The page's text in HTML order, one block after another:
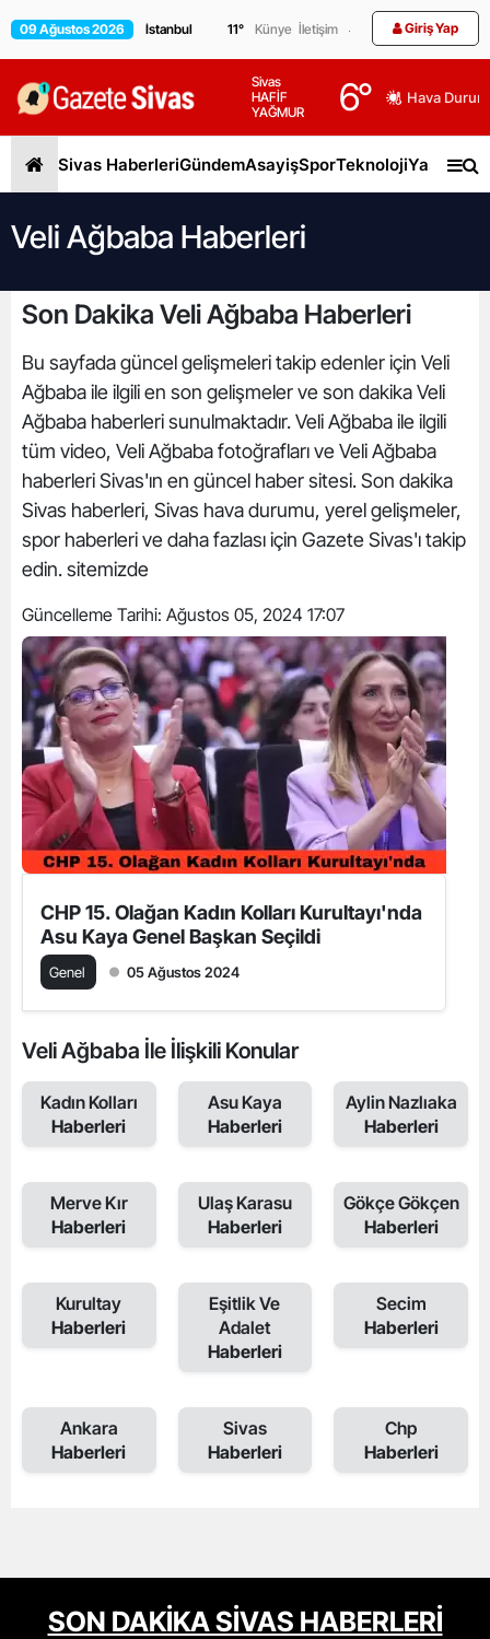
09 Ağustos 2026 11° Künye İletişim Giriş Yap
Sivas
HAFİF
YAĞMUR
6° Hava
Sivas HaberleriGündemAsayişSporTeknolojiYaşam
Veli Ağbaba Haberleri
Son Dakika Veli Ağbaba Haberleri
Bu sayfada güncel gelişmeleri takip edenler için Veli
Ağbaba ile ilgili en son gelişmeler ve son dakika Veli
Ağbaba haberleri sunulmaktadır. Veli Ağbaba ile ilgili
tüm video, Veli Ağbaba fotoğrafları ve Veli Ağbaba
haberleri Sivas'ın en güncel haber sitesi. Son dakika
Sivas haberleri, Sivas hava durumu, yerel gelişmeler,
spor haberleri ve daha fazlası için Gazete Sivas'ı takip
edin. sitemizde
Güncelleme Tarihi: Ağustos 05, 2024 17:07
CHP 15. Olağan Kadın Kolları Kurultayı'nda
Asu Kaya Genel Başkan Seçildi
Genel 05 Ağustos 2024
Veli Ağbaba İle İlişkili Konular
Kadın Kolları
Haberleri
Asu Kaya
Haberleri
Aylin Nazlıaka
Haberleri
Merve Kır
Haberleri
Ulaş Karasu
Haberleri
Gökçe Gökçen
Haberleri
Kurultay
Haberleri
Eşitlik Ve
Adalet
Haberleri
Secim
Haberleri
Ankara
Haberleri
Sivas
Haberleri
Chp
Haberleri
SON DAKİKA SİVAS HABERLERİ